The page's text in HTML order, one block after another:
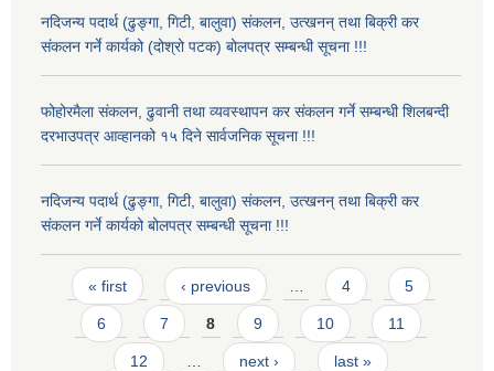
नदिजन्य पदार्थ (ढुङ्गा, गिटी, बालुवा) संकलन, उत्खनन् तथा बिक्री कर
संकलन गर्ने कार्यको (दोश्रो पटक) बोलपत्र सम्बन्धी सूचना !!!
फोहोरमैला संकलन, ढुवानी तथा व्यवस्थापन कर संकलन गर्ने सम्बन्धी शिलबन्दी
दरभाउपत्र आव्हानको १५ दिने सार्वजनिक सूचना !!!
नदिजन्य पदार्थ (ढुङ्गा, गिटी, बालुवा) संकलन, उत्खनन् तथा बिक्री कर
संकलन गर्ने कार्यको बोलपत्र सम्बन्धी सूचना !!!
Pages
« first ‹ previous 4 5
6 7 8 9 10 11
12 next › last »